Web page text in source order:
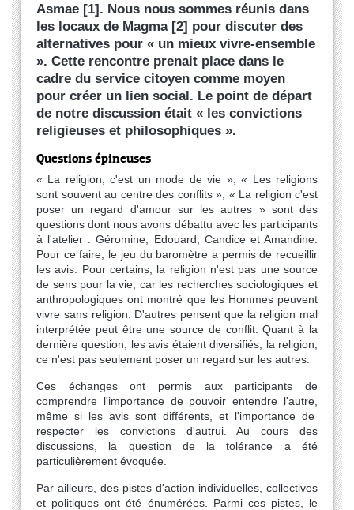
Asmae [1]. Nous nous sommes réunis dans
les locaux de Magma [2] pour discuter des
alternatives pour « un mieux vivre-ensemble
». Cette rencontre prenait place dans le
cadre du service citoyen comme moyen
pour créer un lien social. Le point de départ
de notre discussion était « les convictions
religieuses et philosophiques ».
Questions épineuses
« La religion, c'est un mode de vie », « Les religions
sont souvent au centre des conflits », « La religion c'est
poser un regard d'amour sur les autres » sont des
questions dont nous avons débattu avec les participants
à l'atelier : Géromine, Edouard, Candice et Amandine.
Pour ce faire, le jeu du baromètre a permis de recueillir
les avis. Pour certains, la religion n'est pas une source
de sens pour la vie, car les recherches sociologiques et
anthropologiques ont montré que les Hommes peuvent
vivre sans religion. D'autres pensent que la religion mal
interprétée peut être une source de conflit. Quant à la
dernière question, les avis étaient diversifiés, la religion,
ce n'est pas seulement poser un regard sur les autres.
Ces échanges ont permis aux participants de
comprendre l'importance de pouvoir entendre l'autre,
même si les avis sont différents, et l'importance de
respecter les convictions d'autrui. Au cours des
discussions, la question de la tolérance a été
particulièrement évoquée.
Par ailleurs, des pistes d'action individuelles, collectives
et politiques ont été énumérées. Parmi ces pistes, le